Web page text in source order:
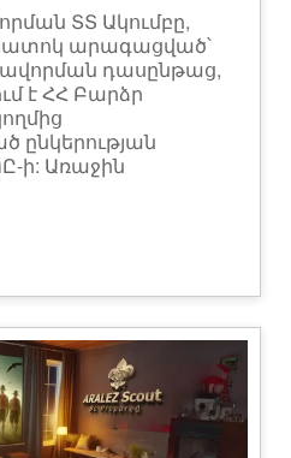
ՏՏ Ակումբը,
արագացված՝
դասընթաց,
է ՀՀ Բարձր
ի: Առաջին